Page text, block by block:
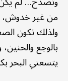
من غير خدوش،
ولذلك تكون
بالوجع
يتسعني البحر